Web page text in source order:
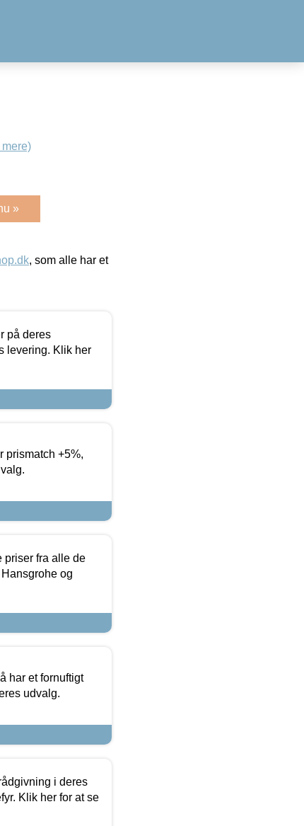
»
, som alle har et
på deres
levering. Klik her
prismatch +5%,
fra alle de
og
har et fornuftigt
udvalg.
i deres
Klik her for at se